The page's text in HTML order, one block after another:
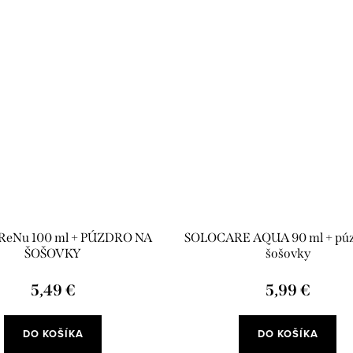
100 ml + PÚZDRO NA
ŠOŠOVKY
5,49 €
DO KOŠÍKA
SOLOCARE AQUA 90 ml +
šošovky
5,99 €
DO KOŠÍKA